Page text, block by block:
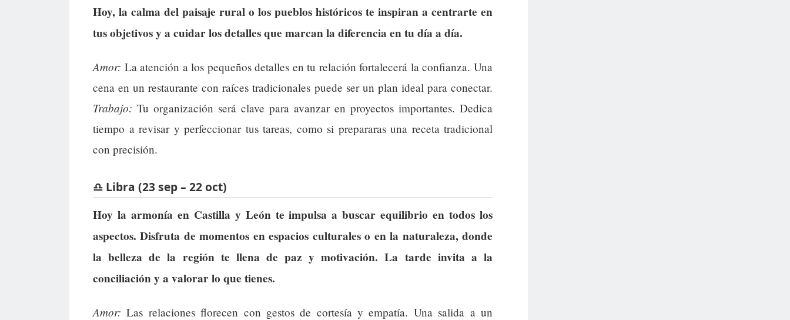
Hoy, la calma del paisaje rural o los pueblos históricos te inspiran a centrarte en
tus objetivos y a cuidar los detalles que marcan la diferencia en tu día a día.
Amor: La atención a los pequeños detalles en tu relación fortalecerá la confianza. Una
cena en un restaurante con raíces tradicionales puede ser un plan ideal para conectar.
Trabajo: Tu organización será clave para avanzar en proyectos importantes. Dedica
tiempo a revisar y perfeccionar tus tareas, como si prepararas una receta tradicional
con precisión.
♎ Libra (23 sep – 22 oct)
Hoy la armonía en Castilla y León te impulsa a buscar equilibrio en todos los
aspectos. Disfruta de momentos en espacios culturales o en la naturaleza, donde
la belleza de la región te llena de paz y motivación. La tarde invita a la
conciliación y a valorar lo que tienes.
Amor: Las relaciones florecen con gestos de cortesía y empatía. Una salida a un